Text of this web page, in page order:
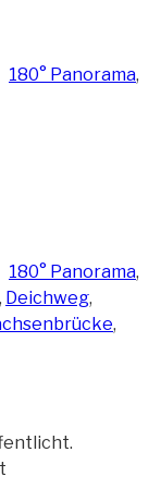
180° Panorama,
180° Panorama,
, Deichweg,
,